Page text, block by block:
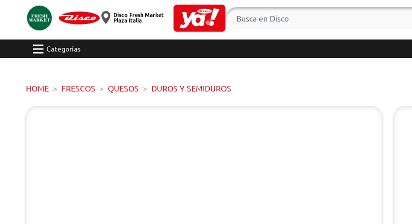
Disco Fresh Market
Plaza Italia
Categorías
HOME FRESCOS QUESOS DUROS Y SEMIDUROS